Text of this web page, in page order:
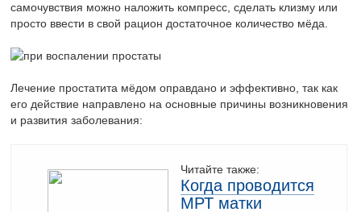
самочувствия можно наложить компресс, сделать клизму или
просто ввести в свой рацион достаточное количество мёда.
Лечение простатита мёдом оправдано и эффективно, так как
его действие направлено на основные причины возникновения
и развития заболевания:
Читайте также:
Когда проводится
МРТ матки